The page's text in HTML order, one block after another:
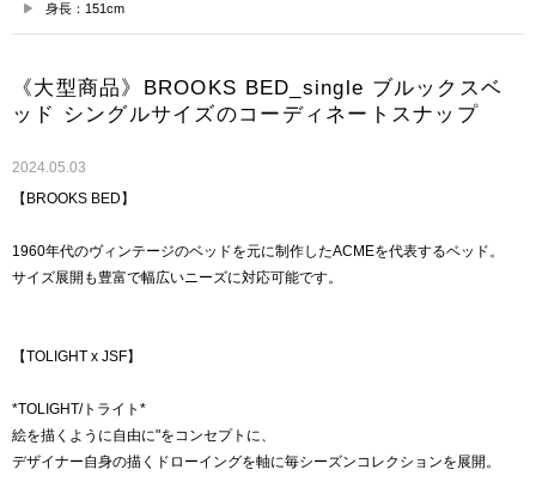
身長：151cm
《大型商品》BROOKS BED_single ブルックスベ
ッド シングルサイズのコーディネートスナップ
2024.05.03
【BROOKS BED】
1960年代のヴィンテージのベッドを元に制作したACMEを代表するベッド。
サイズ展開も豊富で幅広いニーズに対応可能です。
【TOLIGHT x JSF】
*TOLIGHT/トライト*
絵を描くように自由に"をコンセプトに、
デザイナー自身の描くドローイングを軸に毎シーズンコレクションを展開。